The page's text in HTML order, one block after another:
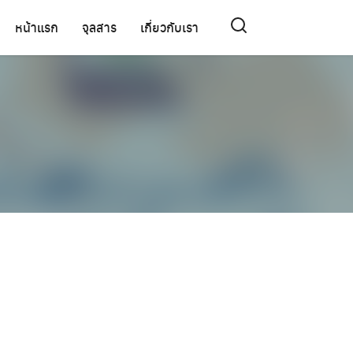
หน้าแรก จุลสาร เกี่ยวกับเรา